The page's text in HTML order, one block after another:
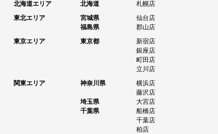
北海道エリア 北海道
札幌店
東北エリア
宮城県
仙台店
福島県
郡山店
東京エリア
東京都
新宿店
銀座店
町田店
立川店
関東エリア
神奈川県
横浜店
藤沢店
埼玉県
大宮店
千葉県
船橋店
千葉店
柏店